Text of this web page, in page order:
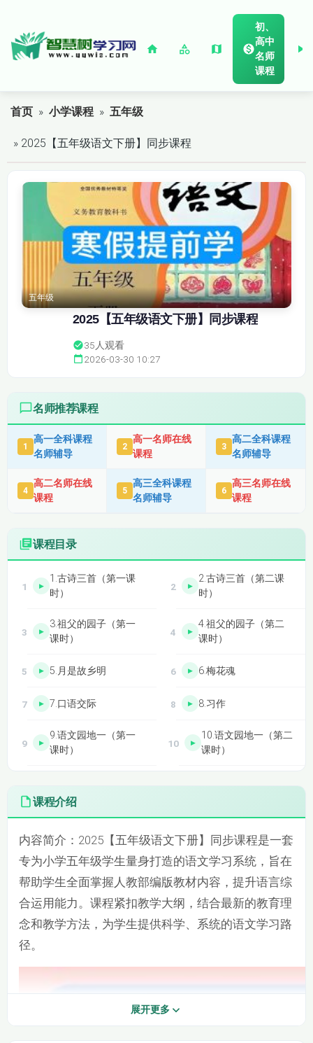
初、
高中
名师
课程
首页 »小学课程 »五年级
» 2025【五年级语文下册】同步课程
五年级
2025【五年级语文下册】同步课程
35 人观看
2026-03-30 10:27
名师推荐课程
1
高一全科课程
名师辅导
2
高一名师在线
课程
3
高二全科课程
名师辅导
4
高二名师在线
课程
5
高三全科课程
名师辅导
6
高三名师在线
课程
课程目录
1.古诗三首（第一课
时）
2.古诗三首（第二课
时）
3.祖父的园子（第一
课时）
4.祖父的园子（第二
课时）
5.月是故乡明 6.梅花魂
7.口语交际 8.习作
9.语文园地一（第一
课时）
10.语文园地一（第二
课时）
时）
时）
时）
时）
时）
17.红楼春趣 18.口语交际
课时）
21.语文园地二（第二
课程介绍
内容简介： 2025【五年级语文下册】同步课程是一套
专为小学五年级学生量身打造的语文学习系统，旨在
帮助学生全面掌握人教部编版教材内容，提升语言综
合运用能力。课程紧扣教学大纲，结合最新的教育理
念和教学方法，为学生提供科学、系统的语文学习路
径。
展开更多